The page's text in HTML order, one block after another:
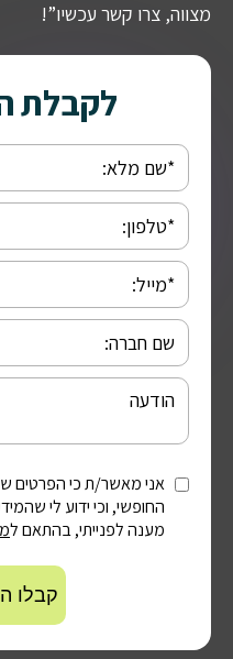
מצווה, צרו קשר עכשיו”!
לקבלת
אני מאשר/ת כי הפרטים
החופשי, וכי ידוע לי
מענה לפנייתי, בהתאם ל